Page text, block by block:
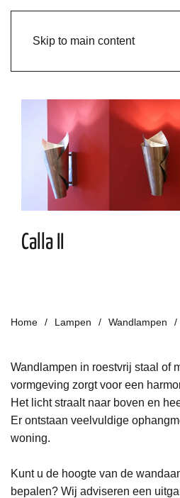
Skip to main content
Calla II
Home Lampen Wandlampen
Wandlampen in roestvrij staal of
vormgeving zorgt voor een
Het licht straalt naar boven en
Er ontstaan veelvuldige
woning.
Kunt u de hoogte van de
bepalen? Wij adviseren een